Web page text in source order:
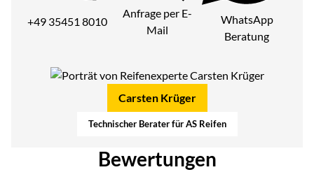
+49 35451 8010
Anfrage per E-
Mail
WhatsApp
Beratung
Carsten Krüger
Technischer Berater für AS Reifen
Bewertungen